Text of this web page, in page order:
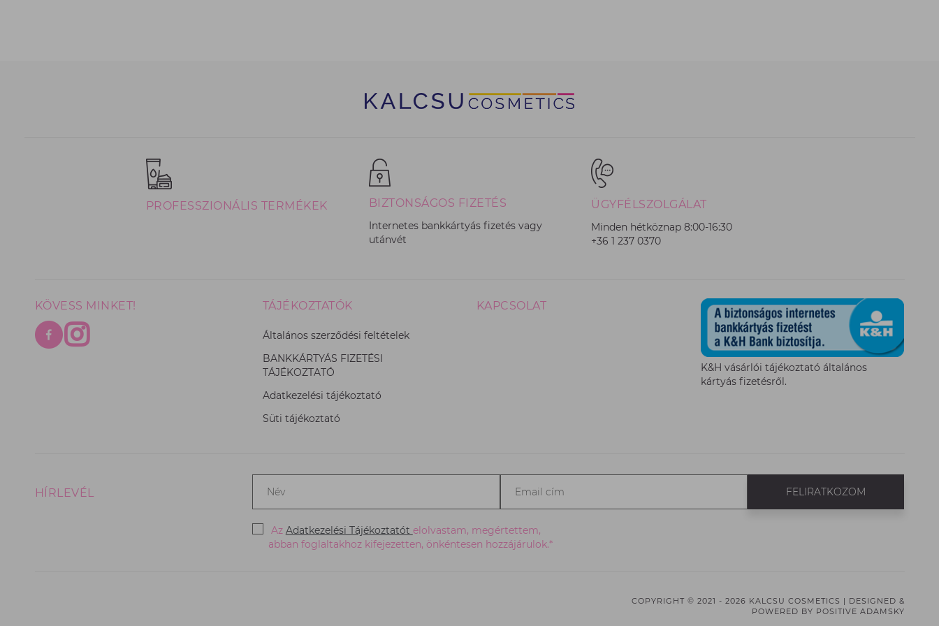
PROFESSZIONÁLIS TERMÉKEK BIZTONSÁGOS FIZETÉS
Internetes bankkártyás fizetés vagy
utánvét
ÜGYFÉLSZOLGÁLAT
Minden hétköznap 8:00-16:30
+36 1 237 0370
KÖVESS MINKET! TÁJÉKOZTATÓK
Általános szerződési feltételek
BANKKÁRTYÁS FIZETÉSI
TÁJÉKOZTATÓ
Adatkezelési tájékoztató
Süti tájékoztató
KAPCSOLAT
K&H vásárlói tájékoztató általános
kártyás fizetésről.
HÍRLEVÉL
Név
Email
Az Adatkezelési Tájékoztatót elolvastam, megértettem,
abban foglaltakhoz kifejezetten, önkéntesen hozzájárulok.*
FELIRATKOZOM
COPYRIGHT © 2021 - 2026 KALCSU COSMETICS | DESIGNED &
POWERED BY POSITIVE ADAMSKY